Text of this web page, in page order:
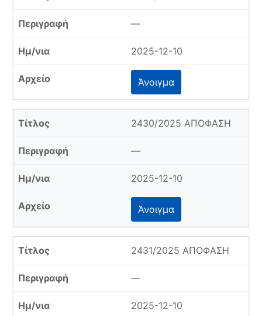
—
2025-12-10
Άνοιγμα
2430/2025 ΑΠΟΦΑΣΗ
—
2025-12-10
Άνοιγμα
2431/2025 ΑΠΟΦΑΣΗ
—
2025-12-10